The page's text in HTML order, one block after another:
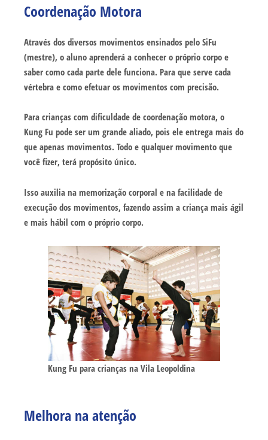
Coordenação Motora
Através dos diversos movimentos ensinados pelo SiFu
(mestre), o aluno aprenderá a conhecer o próprio corpo e
saber como cada parte dele funciona. Para que serve cada
vértebra e como efetuar os movimentos com precisão.
Para crianças com dificuldade de coordenação motora, o
Kung Fu pode ser um grande aliado, pois ele entrega mais do
que apenas movimentos. Todo e qualquer movimento que
você fizer, terá propósito único.
Isso auxilia na memorização corporal e na facilidade de
execução dos movimentos, fazendo assim a criança mais ágil
e mais hábil com o próprio corpo.
Kung Fu para crianças na Vila Leopoldina
Melhora na atenção